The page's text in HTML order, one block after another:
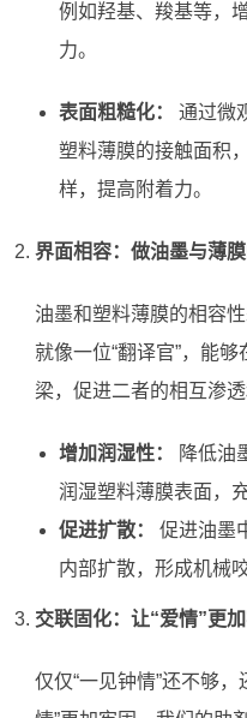
例如羟基、羧基等，
力。
表面粗糙化：
通过微
塑料薄膜的接触面积
样，提高附着力。
界面相容：做油墨与薄
油墨和塑料薄膜的相容
就像一位“翻译官”，能
梁，促进二者的相互渗透
增加润湿性：
降低油
润湿塑料薄膜表面，
促进扩散：
促进油墨
内部扩散，形成机械
交联固化：让“爱情”更
仅仅“一见钟情”还不够，